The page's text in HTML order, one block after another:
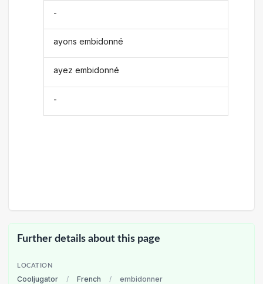
-
ayons embidonné
ayez embidonné
-
Further details about this page
LOCATION
Cooljugator / French / embidonner